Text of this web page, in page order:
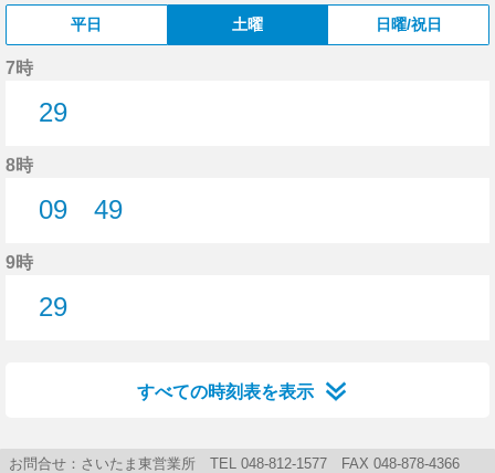
平日 土曜 日曜/祝日
7時
29
8時
09
49
9時
29
すべての時刻表を表示
お問合せ：さいたま東営業所 TEL 048-812-1577 FAX 048-878-4366